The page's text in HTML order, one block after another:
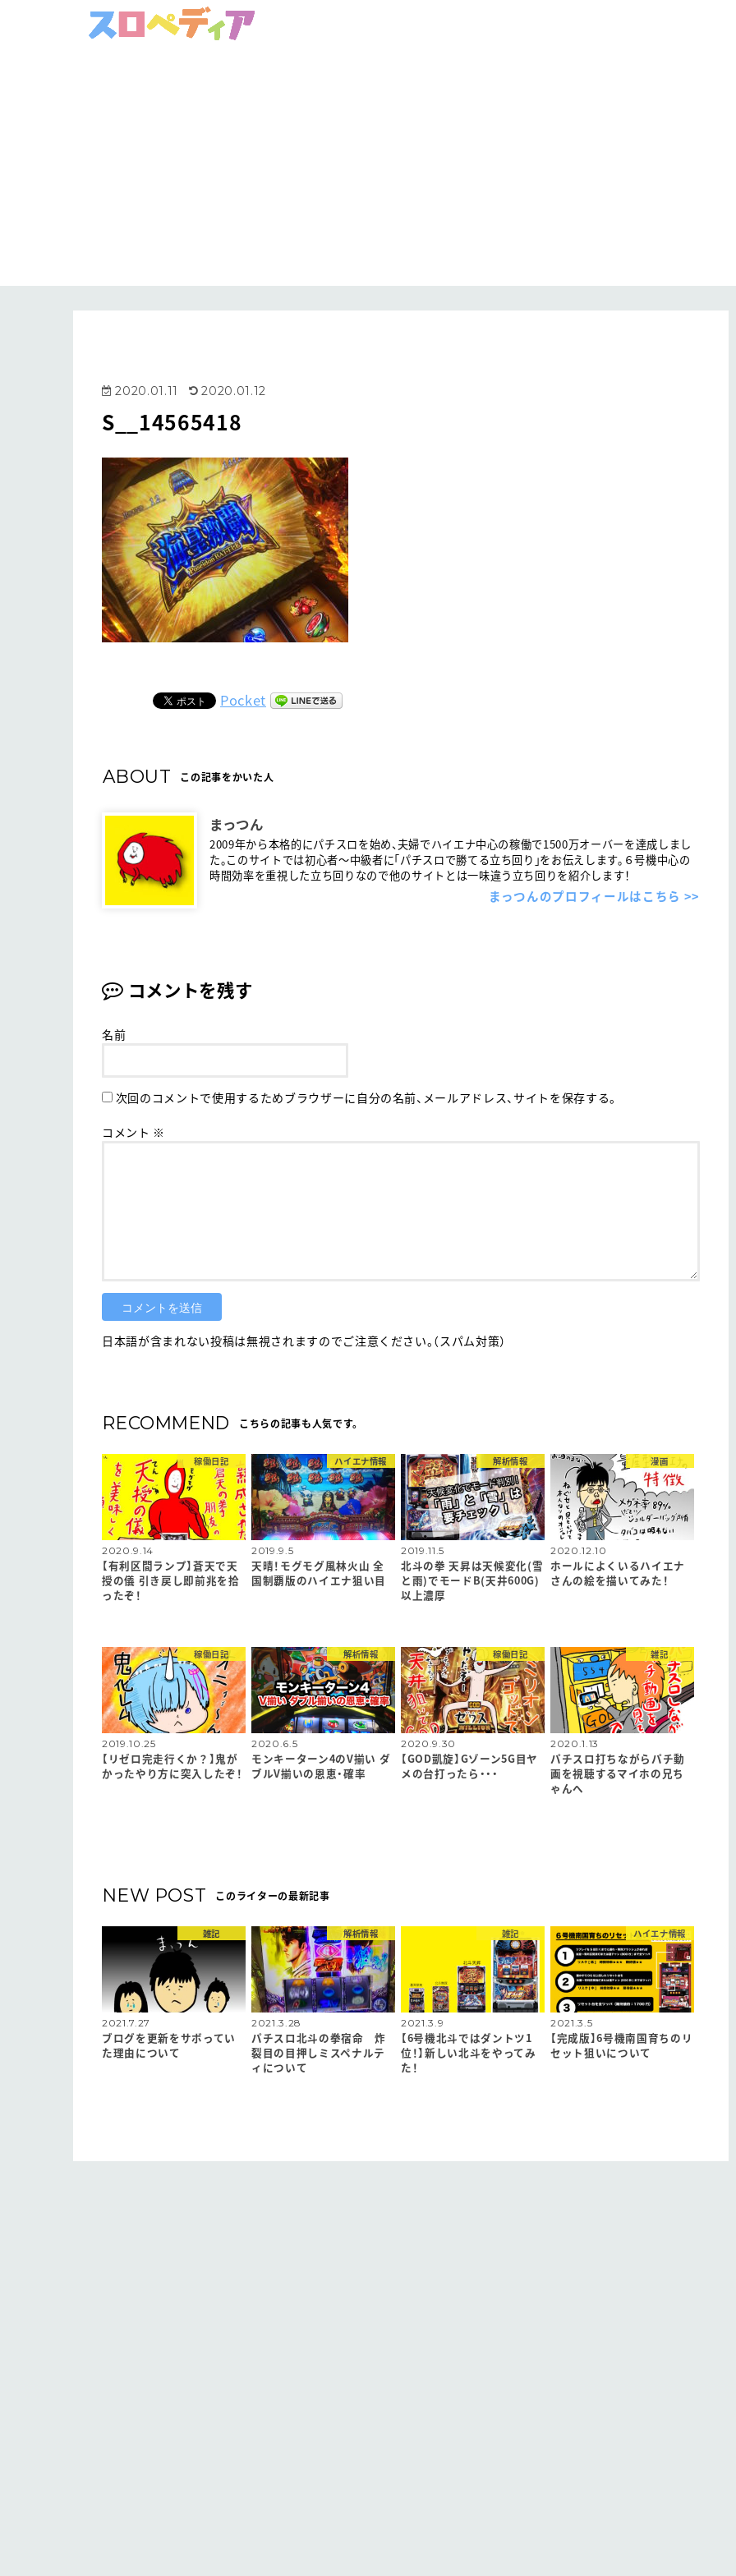
2020.01.11 2020.01.12
S__14565418
Pocket
ABOUT この記事をかいた人
まっつん
2009年から本格的にパチスロを始め、夫婦でハイエナ中心の稼働で1500万オーバーを達成しまし
た。このサイトでは初心者〜中級者に「パチスロで勝てる立ち回り」をお伝えします。６号機中心の
時間効率を重視した立ち回りなので他のサイトとは一味違う立ち回りを紹介します！
まっつんのプロフィールはこちら >>
コメントを残す
名前
次回のコメントで使用するためブラウザーに自分の名前、メールアドレス、サイトを保存する。
コメント ※
日本語が含まれない投稿は無視されますのでご注意ください。（スパム対策）
RECOMMEND こちらの記事も人気です。
稼働日記
2020.9.14
【有利区間ランプ】蒼天で天
授の儀 引き戻し即前兆を拾
ったぞ！
ハイエナ情報
2019.9.5
天晴！モグモグ風林火山 全
国制覇版のハイエナ狙い目
解析情報
2019.11.5
北斗の拳 天昇は天候変化(雪
と雨)でモードB(天井600G)
以上濃厚
漫画
2020.12.10
ホールによくいるハイエナ
さんの絵を描いてみた！
稼働日記
2019.10.25
【リゼロ完走行くか？】鬼が
かったやり方に突入したぞ！
解析情報
2020.6.5
モンキーターン4のV揃い ダ
ブルV揃いの恩恵・確率
稼働日記
2020.9.30
【GOD凱旋】Gゾーン5G目ヤ
メの台打ったら・・・
雑記
2020.1.13
パチスロ打ちながらパチ動
画を視聴するマイホの兄ち
ゃんへ
NEW POST このライターの最新記事
雑記
2021.7.27
ブログを更新をサボってい
た理由について
解析情報
2021.3.28
パチスロ北斗の拳宿命 炸
裂目の目押しミスペナルテ
ィについて
雑記
2021.3.9
【6号機北斗ではダントツ1
位！】新しい北斗をやってみ
た！
ハイエナ情報
2021.3.5
【完成版】6号機南国育ちのリ
セット狙いについて